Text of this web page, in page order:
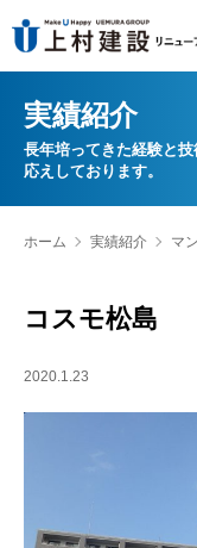
実績紹介
長年培ってきた経験と
応えしております。
ホーム 実績紹介 マ
コスモ松島
2020.1.23